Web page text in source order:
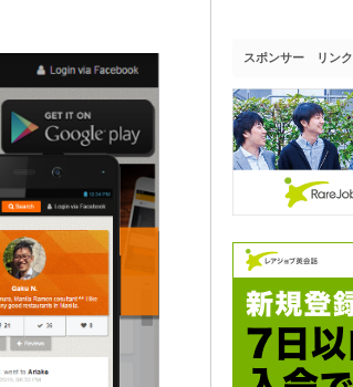
スポンサー リンク